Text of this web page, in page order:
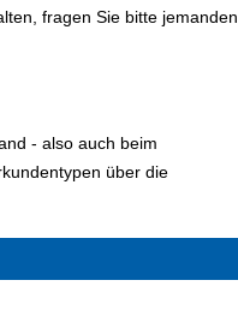
fragen Sie bitte jemanden
- also auch beim
über die